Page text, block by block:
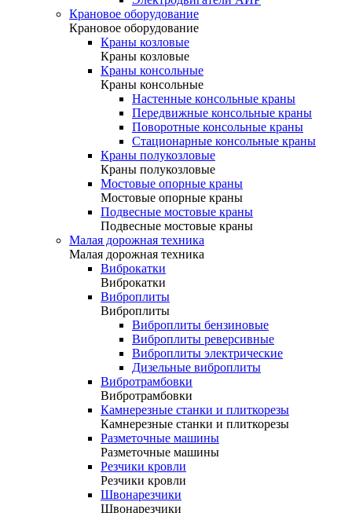
Крановое оборудование
Крановое оборудование
Краны козловые
Краны козловые
Краны консольные
Краны консольные
Настенные консольные краны
Передвижные консольные краны
Поворотные консольные краны
Стационарные консольные краны
Краны полукозловые
Краны полукозловые
Мостовые опорные краны
Мостовые опорные краны
Подвесные мостовые краны
Подвесные мостовые краны
Малая дорожная техника
Малая дорожная техника
Виброкатки
Виброкатки
Виброплиты
Виброплиты
Виброплиты бензиновые
Виброплиты реверсивные
Виброплиты электрические
Дизельные виброплиты
Вибротрамбовки
Вибротрамбовки
Камнерезные станки и плиткорезы
Камнерезные станки и плиткорезы
Разметочные машины
Разметочные машины
Резчики кровли
Резчики кровли
Швонарезчики
Швонарезчики